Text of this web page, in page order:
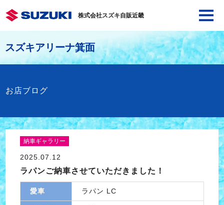
株式会社スズキ自販近畿
スズキアリーナ箕面
お店ブログ
納車ギャラリー
2025.07.12
ラパンご納車させていただきました！
愛車 ラパン LC